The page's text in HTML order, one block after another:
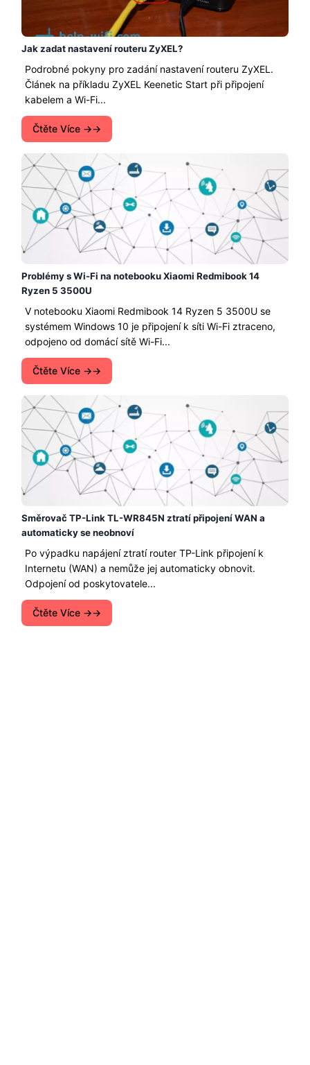
Jak zadat nastavení routeru ZyXEL?
Podrobné pokyny pro zadání nastavení routeru ZyXEL.
Článek na příkladu ZyXEL Keenetic Start při připojení
kabelem a Wi-Fi...
Čtěte Více →
Problémy s Wi-Fi na notebooku Xiaomi Redmibook 14
Ryzen 5 3500U
V notebooku Xiaomi Redmibook 14 Ryzen 5 3500U se
systémem Windows 10 je připojení k síti Wi-Fi ztraceno,
odpojeno od domácí sítě Wi-Fi...
Čtěte Více →
Směrovač TP-Link TL-WR845N ztratí připojení WAN a
automaticky se neobnoví
Po výpadku napájení ztratí router TP-Link připojení k
Internetu (WAN) a nemůže jej automaticky obnovit.
Odpojení od poskytovatele...
Čtěte Více →